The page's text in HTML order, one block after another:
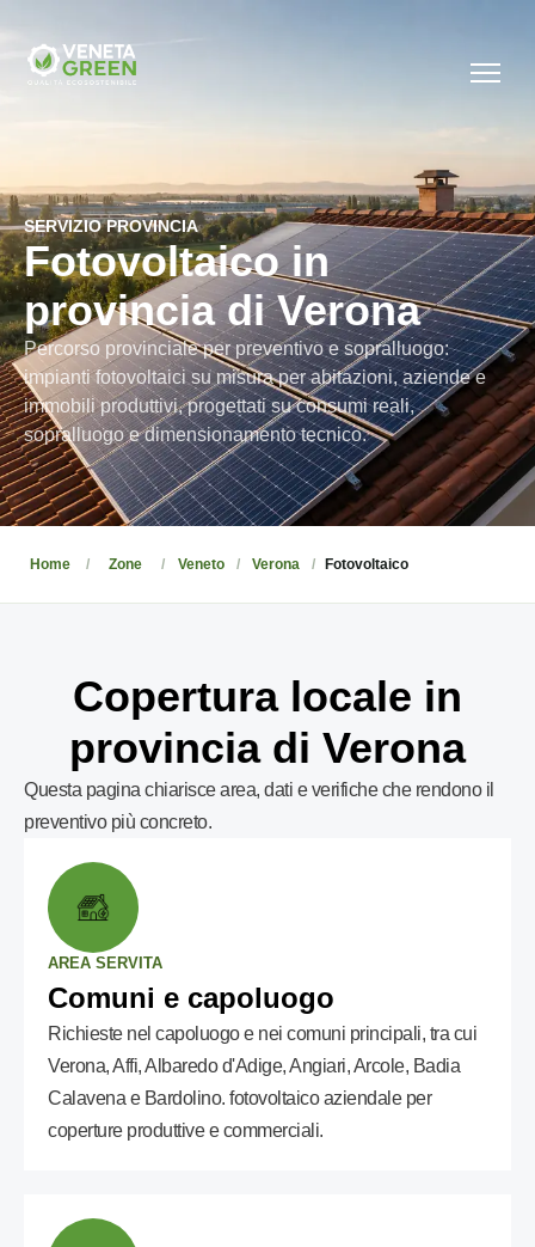
SERVIZIO PROVINCIA
Fotovoltaico in
provincia di Verona
Percorso provinciale per preventivo e sopralluogo:
impianti fotovoltaici su misura per abitazioni, aziende e
immobili produttivi, progettati su consumi reali,
sopralluogo e dimensionamento tecnico.
Home Zone Veneto Verona Fotovoltaico
Copertura locale in
provincia di Verona
Questa pagina chiarisce area, dati e verifiche che rendono il
preventivo più concreto.
AREA SERVITA
Comuni e capoluogo
Richieste nel capoluogo e nei comuni principali, tra cui
Verona, Affi, Albaredo d'Adige, Angiari, Arcole, Badia
Calavena e Bardolino. fotovoltaico aziendale per
coperture produttive e commerciali.